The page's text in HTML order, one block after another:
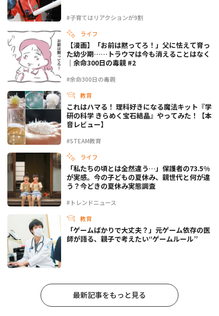
#子育てはリアクションが9割
ライフ
#余命300日の毒親
【漫画】「お前は黙ってろ！」父に怯えて育っ
た幼少期……トラウマは今も消えることはなく
｜余命300日の毒親 #2
教育
#STEAM教育
これはハマる！ 理科好きになる魔法キット『学
研の科学 きらめく宝石結晶』やってみた！【本
音レビュー】
ライフ
#トレンドニュース
「私たちの頃とは全然違う…」保護者の73.5%
が実感。今の子どもの夏休み、親世代と何が違
う？今どきの夏休み実態調査
教育
「ゲームばかりで大丈夫？」元ゲーム依存の医
師が語る、親子で考えたい“ゲームルール”
最新記事をもっと見る